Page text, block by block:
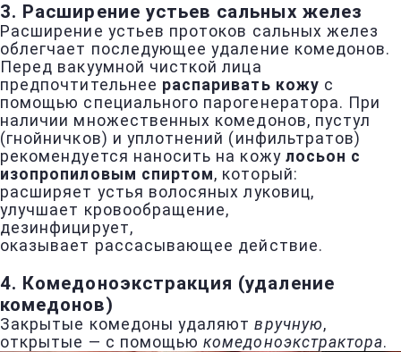
3. Расширение устьев сальных желез
Расширение устьев протоков сальных желез
облегчает последующее удаление комедонов.
Перед вакуумной чисткой лица
предпочтительнее распаривать кожу с
помощью специального парогенератора. При
наличии множественных комедонов, пустул
(гнойничков) и уплотнений (инфильтратов)
рекомендуется наносить на кожу лосьон с
изопропиловым спиртом, который:
расширяет устья волосяных луковиц,
улучшает кровообращение,
дезинфицирует,
оказывает рассасывающее действие.
4. Комедоноэкстракция (удаление
комедонов)
Закрытые комедоны удаляютвручную,
открытые — с помощьюкомедоноэкстрактора.